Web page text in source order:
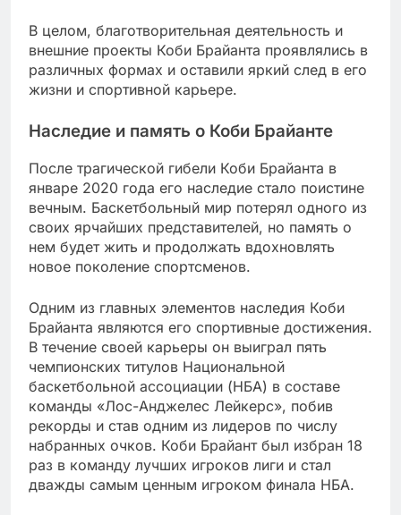
В целом, благотворительная деятельность и
внешние проекты Коби Брайанта проявлялись в
различных формах и оставили яркий след в его
жизни и спортивной карьере.
Наследие и память о Коби Брайанте
После трагической гибели Коби Брайанта в
январе 2020 года его наследие стало поистине
вечным. Баскетбольный мир потерял одного из
своих ярчайших представителей, но память о
нем будет жить и продолжать вдохновлять
новое поколение спортсменов.
Одним из главных элементов наследия Коби
Брайанта являются его спортивные достижения.
В течение своей карьеры он выиграл пять
чемпионских титулов Национальной
баскетбольной ассоциации (НБА) в составе
команды «Лос-Анджелес Лейкерс», побив
рекорды и став одним из лидеров по числу
набранных очков. Коби Брайант был избран 18
раз в команду лучших игроков лиги и стал
дважды самым ценным игроком финала НБА.